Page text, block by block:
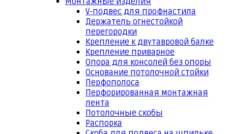
V-подвес для профнастила
Держатель огнестойкой
перегородки
Крепление к двутавровой балке
Крепление приварное
Опора для консолей без опоры
Основание потолочной стойки
Перфополоса
Перфорированная монтажная
лента
Потолочные скобы
Распорка